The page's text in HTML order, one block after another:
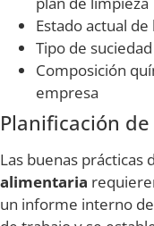
Estado actual
Tipo de
Composición
empresa
Planificación
Las buenas prácticas
alimentaria
un informe interno